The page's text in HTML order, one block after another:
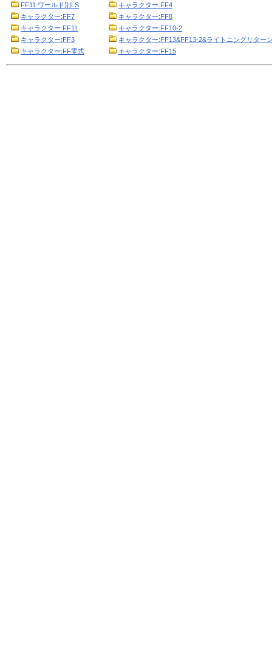
FF11:ワールド別LS
キャラクター:FF4
キャラクター:FF7
キャラクター:FF8
キャラクター:FF11
キャラクター:FF10-2
キャラクター:FF3
キャラクター:FF13&FF13-2&ライトニングリター
キャラクター:FF零式
キャラクター:FF15